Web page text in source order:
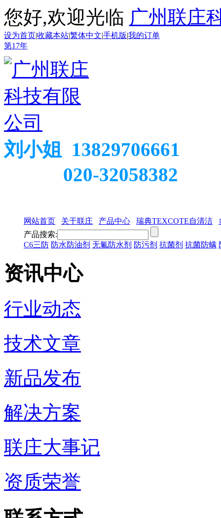
您好,欢迎光临 广州联庄
设为首页|收藏本站|繁体中文|手机版|我的订单
第17年
刘小姐 13829706661
020-32058382
网站首页 关于联庄 产品中心 瑞典TEXCOTE自清洁
产品搜索:
C6三防 防水防油剂 无氟防水剂 防污剂 抗菌剂 抗菌防螨
资讯中心
行业动态
技术文章
新品发布
解决方案
联庄大事记
资质荣誉